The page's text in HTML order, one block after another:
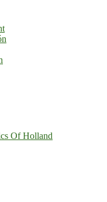
Of Holland